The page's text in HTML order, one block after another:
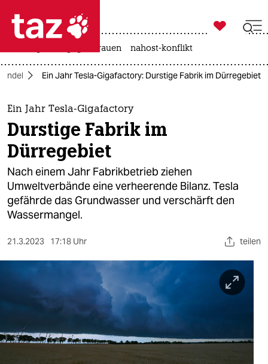
 taz zahl ich
taz zahl ich
themen
politik
öko
gesellschaft
kultur
sport
wahrheit

taz zahl ich
gewalt gegen frauen nahost-konflikt
Ein Jahr Tesla-Gigafactory: Durstige Fabrik im Dürregebiet
Ein Jahr Tesla-Gigafactory
Durstige Fabrik im
Dürregebiet
Nach einem Jahr Fabrikbetrieb ziehen
Umweltverbände eine verheerende Bilanz. Tesla
gefährde das Grundwasser und verschärft den
Wassermangel.
21.3.2023 17:18 Uhr teilen